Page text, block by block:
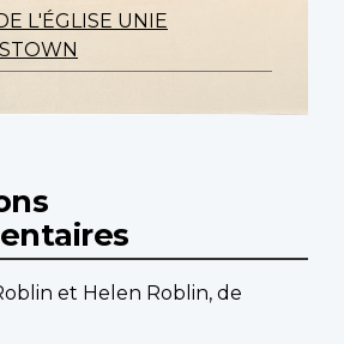
L'ÉGLISE UNIE
et Helen Roblin, de